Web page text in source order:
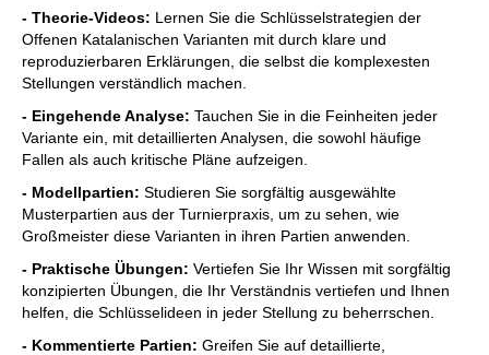
- Theorie-Videos: Lernen Sie die Schlüsselstrategien der
Offenen Katalanischen Varianten mit durch klare und
reproduzierbaren Erklärungen, die selbst die komplexesten
Stellungen verständlich machen.
- Eingehende Analyse: Tauchen Sie in die Feinheiten jeder
Variante ein, mit detaillierten Analysen, die sowohl häufige
Fallen als auch kritische Pläne aufzeigen.
- Modellpartien: Studieren Sie sorgfältig ausgewählte
Musterpartien aus der Turnierpraxis, um zu sehen, wie
Großmeister diese Varianten in ihren Partien anwenden.
- Praktische Übungen: Vertiefen Sie Ihr Wissen mit sorgfältig
konzipierten Übungen, die Ihr Verständnis vertiefen und Ihnen
helfen, die Schlüsselideen in jeder Stellung zu beherrschen.
- Kommentierte Partien: Greifen Sie auf detaillierte,